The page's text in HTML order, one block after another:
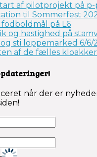
af pilotprojekt på p-
til Sommerfest
fodboldmål på L6
og hastighed på
sti loppemarked 6/6/
af de fælles kloakker
når der er